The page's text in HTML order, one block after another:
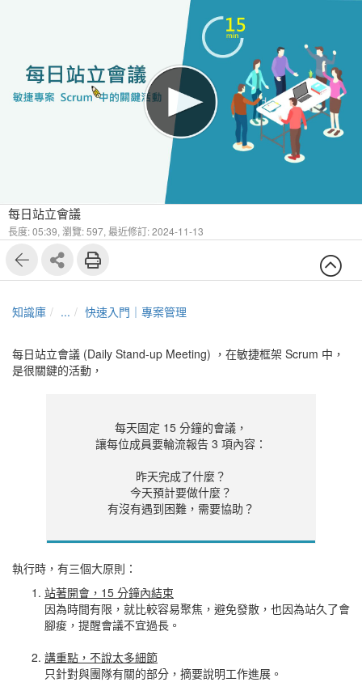
每日站立會議
長度: 05:39, 瀏覽: 597, 最近修訂: 2024-11-13
知識庫 ... 快速入門｜專案管理
每日站立會議 (Daily Stand-up Meeting) ，在敏捷框架 Scrum 中，
是很關鍵的活動，
每天固定 15 分鐘的會議，
讓每位成員要輪流報告 3 項內容：
昨天完成了什麼？
今天預計要做什麼？
有沒有遇到困難，需要協助？
執行時，有三個大原則：
站著開會，15 分鐘內結束
因為時間有限，就比較容易聚焦，避免發散，也因為站久了會
腳痠，提醒會議不宜過長。
講重點，不說太多細節
只針對與團隊有關的部分，摘要說明工作進展。